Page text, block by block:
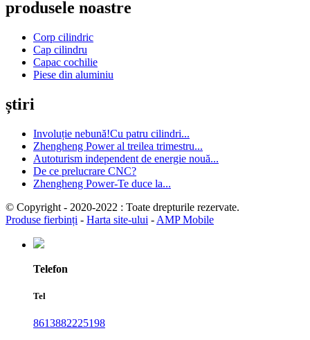
produsele noastre
Corp cilindric
Cap cilindru
Capac cochilie
Piese din aluminiu
știri
Involuție nebună!Cu patru cilindri...
Zhengheng Power al treilea trimestru...
Autoturism independent de energie nouă...
De ce prelucrare CNC?
Zhengheng Power-Te duce la...
© Copyright - 2020-2022 : Toate drepturile rezervate.
Produse fierbinți - Harta site-ului - AMP Mobile
Telefon
Tel
8613882225198